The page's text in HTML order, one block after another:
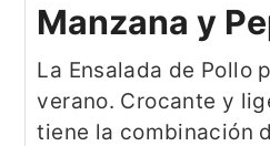
Manzana y
La Ensalada de Pollo
verano. Crocante y
tiene la combinación